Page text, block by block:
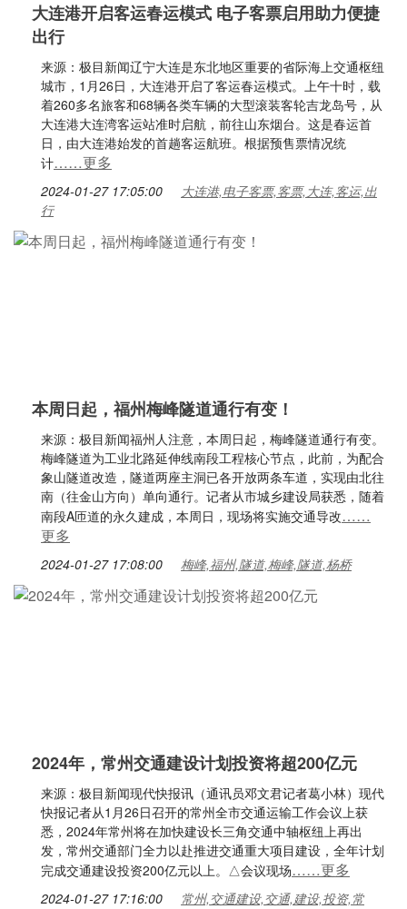
大连港开启客运春运模式 电子客票启用助力便捷
出行
来源：极目新闻辽宁大连是东北地区重要的省际海上交通枢纽
城市，1月26日，大连港开启了客运春运模式。上午十时，载
着260多名旅客和68辆各类车辆的大型滚装客轮吉龙岛号，从
大连港大连湾客运站准时启航，前往山东烟台。这是春运首
日，由大连港始发的首趟客运航班。根据预售票情况统
计……更多
2024-01-27 17:05:00
大连港,电子客票,客票,大连,客运,出
行
本周日起，福州梅峰隧道通行有变！
来源：极目新闻福州人注意，本周日起，梅峰隧道通行有变。
梅峰隧道为工业北路延伸线南段工程核心节点，此前，为配合
象山隧道改造，隧道两座主洞已各开放两条车道，实现由北往
南（往金山方向）单向通行。记者从市城乡建设局获悉，随着
南段A匝道的永久建成，本周日，现场将实施交通导改……
更多
2024-01-27 17:08:00 梅峰,福州,隧道,梅峰,隧道,杨桥
2024年，常州交通建设计划投资将超200亿元
来源：极目新闻现代快报讯（通讯员邓文君记者葛小林）现代
快报记者从1月26日召开的常州全市交通运输工作会议上获
悉，2024年常州将在加快建设长三角交通中轴枢纽上再出
发，常州交通部门全力以赴推进交通重大项目建设，全年计划
完成交通建设投资200亿元以上。△会议现场……更多
2024-01-27 17:16:00
常州,交通建设,交通,建设,投资,常